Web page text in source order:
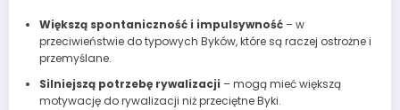
Większą spontaniczność i impulsywność– w
przeciwieństwie do typowych Byków, które są raczej ostrożne i
przemyślane.
Silniejszą potrzebę rywalizacji – mogą mieć większą
motywację do rywalizacji niż przeciętne Byki.